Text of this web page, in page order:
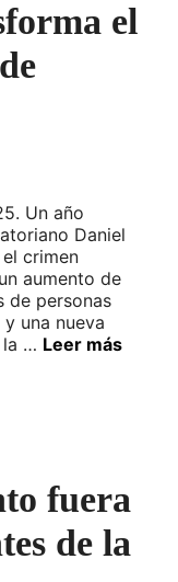
el
Un año
Daniel
crimen
aumento de
de personas
una nueva
la … Leer más
fuera
de la